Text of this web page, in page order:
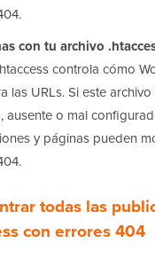
con tu archivo
controla cómo
las URLs. Si este archivo
ausente o mal
y páginas pueden
todas las
con errores 404